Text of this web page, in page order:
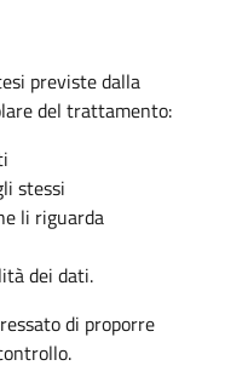
previste dalla
del trattamento:
stessi
li riguarda
dei dati.
di proporre